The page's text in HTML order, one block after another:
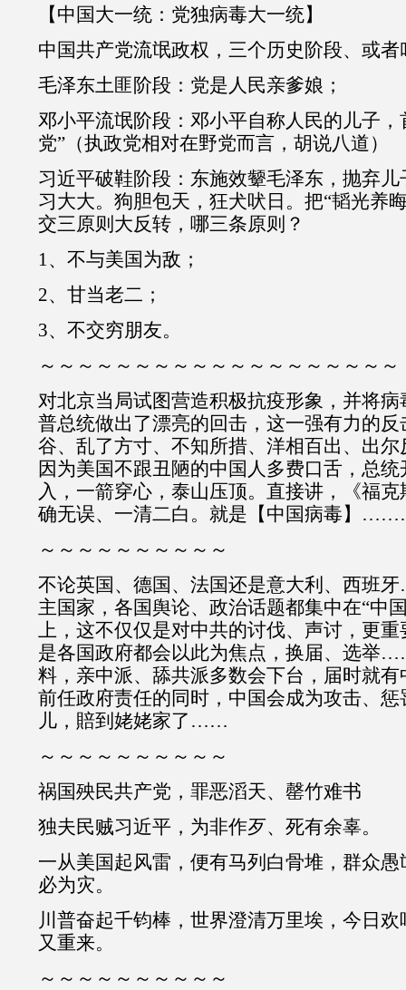
【中国大一统：党独病毒大一统】
中国共产党流氓政权，三个历史阶段、或
毛泽东土匪阶段：党是人民亲爹娘；
邓小平流氓阶段：邓小平自称人民的儿子，
党”（执政党相对在野党而言，胡说八道）
习近平破鞋阶段：东施效颦毛泽东，抛弃
习大大。狗胆包天，狂犬吠日。把“韬光养
交三原则大反转，哪三条原则？
1、不与美国为敌；
2、甘当老二；
3、不交穷朋友。
～～～～～～～～～～～～～～～～～～～
对北京当局试图营造积极抗疫形象，并将
普总统做出了漂亮的回击，这一强有力的
谷、乱了方寸、不知所措、洋相百出、出
因为美国不跟丑陋的中国人多费口舌，总
入，一箭穿心，泰山压顶。直接讲，《福
确无误、一清二白。就是【中国病毒】
～～～～～～～～～～
不论英国、德国、法国还是意大利、西班
主国家，各国舆论、政治话题都集中在“中
上，这不仅仅是对中共的讨伐、声讨，更
是各国政府都会以此为焦点，换届、选举
料，亲中派、舔共派多数会下台，届时就
前任政府责任的同时，中国会成为攻击、
儿，賠到姥姥家了……
～～～～～～～～～～
祸国殃民共产党，罪恶滔天、罄竹难书
独夫民贼习近平，为非作歹、死有余辜。
一从美国起风雷，便有马列白骨堆，群众
必为灾。
川普奋起千钧棒，世界澄清万里埃，今日
又重来。
～～～～～～～～～～